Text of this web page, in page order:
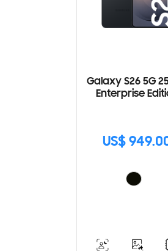
Galaxy S26 5G
Enterprise
US$